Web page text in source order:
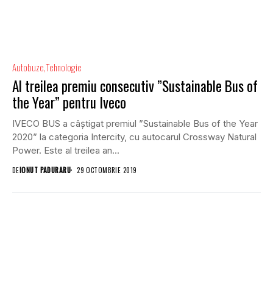
AutobuzeTehnologie
Al treilea premiu consecutiv ”Sustainable Bus of
the Year” pentru Iveco
IVECO BUS a câștigat premiul ”Sustainable Bus of the Year
2020” la categoria Intercity, cu autocarul Crossway Natural
Power. Este al treilea an...
DEIONUT PADURARU 29 OCTOMBRIE 2019